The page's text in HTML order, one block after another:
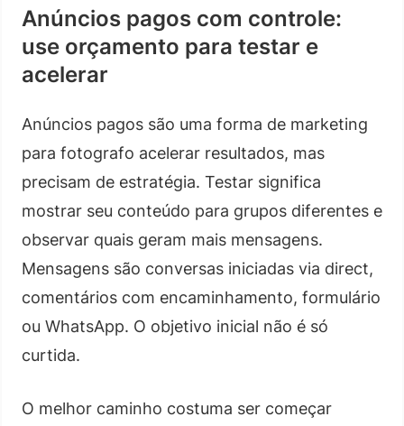
Anúncios pagos com controle:
use orçamento para testar e
acelerar
Anúncios pagos são uma forma de marketing
para fotografo acelerar resultados, mas
precisam de estratégia. Testar significa
mostrar seu conteúdo para grupos diferentes e
observar quais geram mais mensagens.
Mensagens são conversas iniciadas via direct,
comentários com encaminhamento, formulário
ou WhatsApp. O objetivo inicial não é só
curtida.
O melhor caminho costuma ser começar